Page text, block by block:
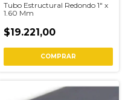
Tubo Estructural Redondo 1" x
1.60 Mm
$19.221,00
COMPRAR